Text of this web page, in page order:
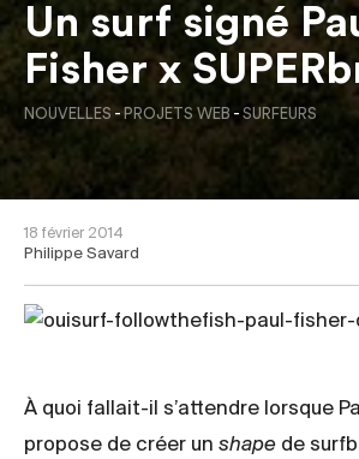
Un surf signé
Fisher x
NOUVELLES - PROJETS WEB - SURFEURS
18 février 2014
Philippe Savard
À quoi fallait-il s’attendre lorsque
propose de créer un shape de